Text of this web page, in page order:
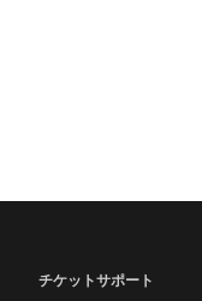
チケットサポート